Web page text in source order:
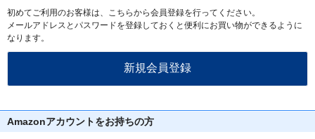
初めてご利用のお客様は、こちらから会員登録を行ってください。
メールアドレスとパスワードを登録しておくと便利にお買い物ができるように
なります。
Amazonアカウントをお持ちの方